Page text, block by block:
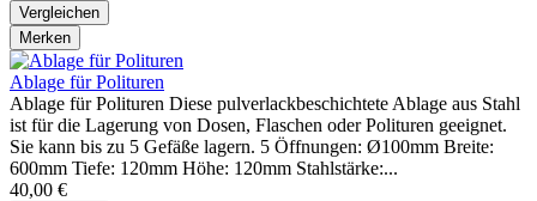
Vergleichen
Merken
Ablage für Polituren
Ablage für Polituren Diese pulverlackbeschichtete Ablage aus Stahl
ist für die Lagerung von Dosen, Flaschen oder Polituren geeignet.
Sie kann bis zu 5 Gefäße lagern. 5 Öffnungen: Ø100mm Breite:
600mm Tiefe: 120mm Höhe: 120mm Stahlstärke:...
40,00 €